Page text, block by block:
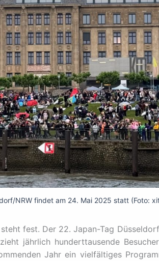
NRW findet am 24. Mai 2025 statt (Foto:
fest. Der 22. Japan-Tag
jährlich hunderttausende
Jahr ein vielfältiges